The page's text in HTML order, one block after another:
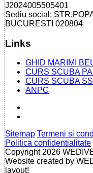
J2024005505401
Sediu social:
BUCURESTI 020804
Links
GHID MARIMI
CURS SCUBA
CURS SCUBA SSI
ANPC
Sitemap Termeni si
Politica confidentialitate
Copyright 2026
Website created by
layout!